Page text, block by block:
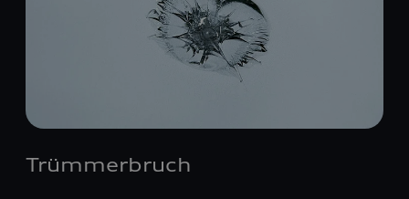
Trümmerbruch